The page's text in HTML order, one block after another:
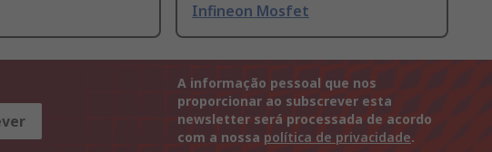
Infineon Mosfet
A informação pessoal que nos
proporcionar ao subscrever esta
newsletter será processada de acordo
com a nossa política de privacidade.